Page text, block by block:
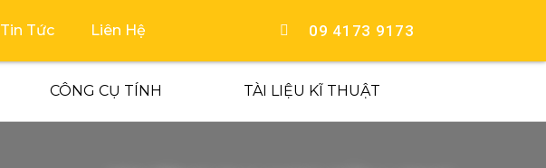
Tin Tức Liên Hệ 09 4173 9173
CÔNG CỤ TÍNH TÀI LIỆU KĨ THUẬT